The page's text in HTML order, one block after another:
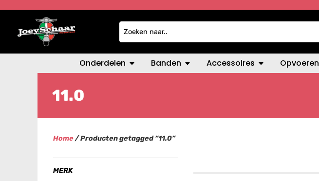
Onderdelen Banden Accessoires Opvoeren
11.0
Home/ Producten getagged “11.0”
MERK